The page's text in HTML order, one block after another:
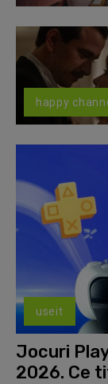
happy
useit
Jocuri
2026. Ce